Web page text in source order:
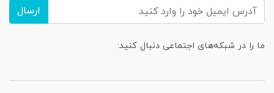
ارسال
ما را در شبکه‌های اجتماعی دنبال کنید: